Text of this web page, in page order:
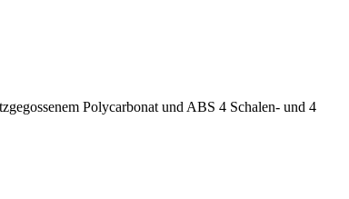
Polycarbonat und ABS 4 Schalen- und 4